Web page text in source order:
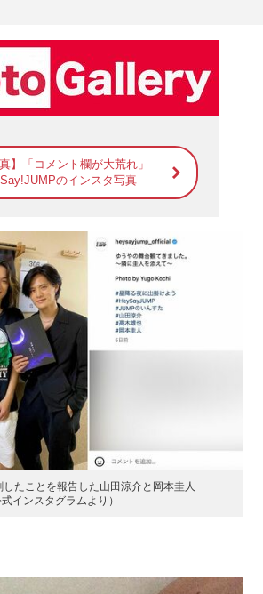
真】「コメント欄が大荒れ」
のインスタ写真
たことを報告した山田涼介と岡本圭人
インスタグラムより）